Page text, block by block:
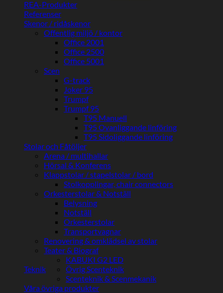
REA-Produkter
Referenser
Skenor / ridåskenor
Offentlig miljö / kontor
Office 2001
Office 2500
Office 5001
Scen
G-track
Joker 95
Trumpf
Trumpf 95
T95 Manuell
T95 Ovanliggande linföring
T95 Sidoliggande linföring
Stolar och Fåtöljer
Arena / multihallar
Hörsal & Konferens
Klappstolar / stapelstolar / bord
Stolkopplingar, chair connectors
Orkesterstolar & Notställ
Belysning
Notställ
Orkesterstolar
Transportvagnar
Renovering & omklädsel av stolar
Teater & Biograf
Teknik
KABUKI G2 LED
Övrig Scenteknik
Scenteknik & Scenmekanik
Våra övriga produkter